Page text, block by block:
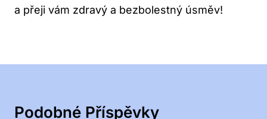
a přeji vám zdravý ​a bezbolestný⁢ úsměv!
Podobné Příspěvky